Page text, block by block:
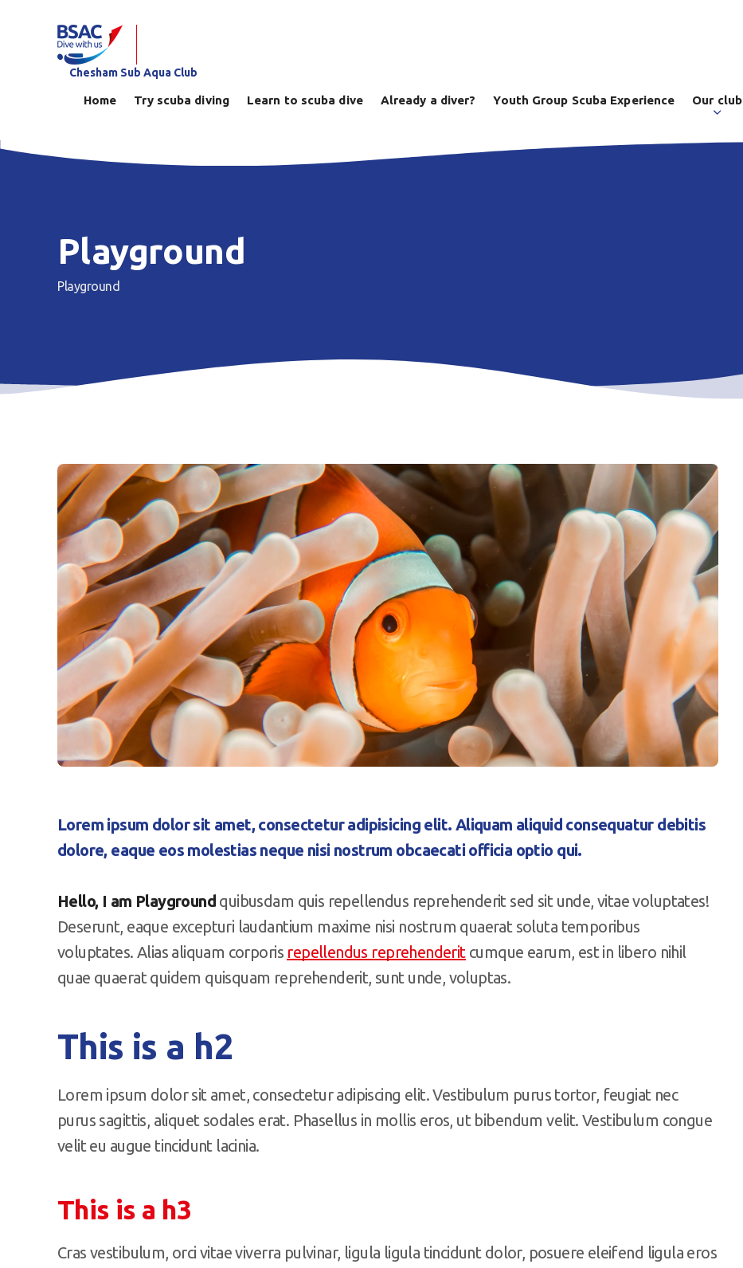
Chesham Sub Aqua Club
Home Try scuba diving Learn to scuba dive Already a diver? Youth Group Scuba Experience Our club
Playground
Playground
Lorem ipsum dolor sit amet, consectetur adipisicing elit. Aliquam aliquid consequatur debitis
dolore, eaque eos molestias neque nisi nostrum obcaecati officia optio qui.
Hello, I am Playground quibusdam quis repellendus reprehenderit sed sit unde, vitae voluptates!
Deserunt, eaque excepturi laudantium maxime nisi nostrum quaerat soluta temporibus
voluptates. Alias aliquam corporis repellendus reprehenderitcumque earum, est in libero nihil
quae quaerat quidem quisquam reprehenderit, sunt unde, voluptas.
This is a h2
Lorem ipsum dolor sit amet, consectetur adipiscing elit. Vestibulum purus tortor, feugiat nec
purus sagittis, aliquet sodales erat. Phasellus in mollis eros, ut bibendum velit. Vestibulum congue
velit eu augue tincidunt lacinia.
This is a h3
Cras vestibulum, orci vitae viverra pulvinar, ligula ligula tincidunt dolor, posuere eleifend ligula eros